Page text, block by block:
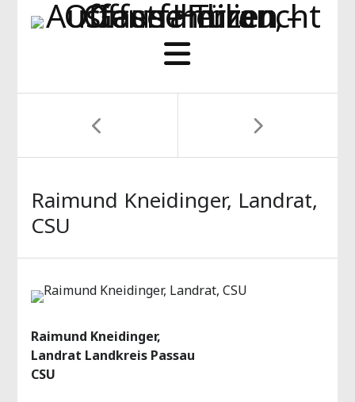
Raimund Kneidinger, Landrat,
CSU
Raimund Kneidinger,
Landrat Landkreis Passau
CSU